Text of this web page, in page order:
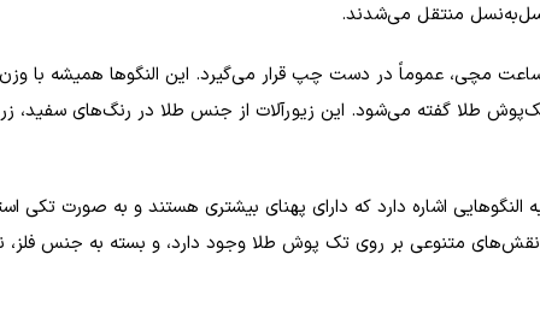
منتقل می‌شدند.
مچی، عموماً در دست چپ قرار می‌گیرد. این النگوها همیشه با
تک‌پوش طلا گفته می‌شود. این زیورآلات از جنس طلا در رنگ‌های
اشاره دارد که دارای پهنای بیشتری هستند و به صورت تکی
متنوعی بر روی تک پوش طلا وجود دارد، و بسته به جنس فلز،